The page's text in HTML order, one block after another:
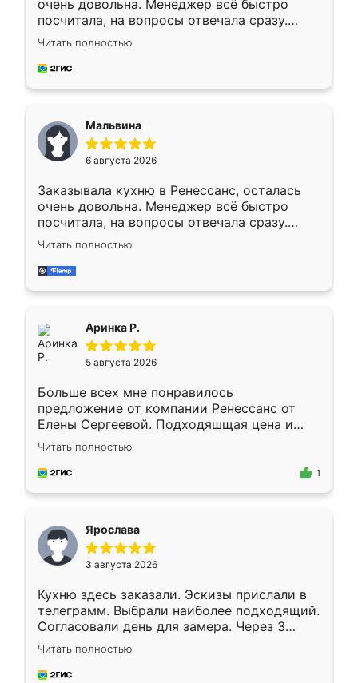
очень довольна. Менеджер всё быстро
посчитала, на вопросы отвечала сразу.
Замерщик приехал в субботу, подошёл к
делу со всей ответственностью. Собрали
за день, ребята работали аккуратно, даже
Читать полностью
Мальвина
6 августа 2026
Заказывала кухню в Ренессанс, осталась
очень довольна. Менеджер всё быстро
посчитала, на вопросы отвечала сразу.
Замерщик приехал в субботу, подошёл к
делу со всей ответственностью. Собрали
за день, ребята работали аккуратно, даже
Читать полностью
Аринка Р.
5 августа 2026
Больше всех мне понравилось
предложение от компании Ренессанс от
Елены Сергеевой. Подходяшщая цена и
короткие сроки изготовления. Приехавший
для замера сотрудник Владислав
предложил по моему эскизу самый
Читать полностью
1
Ярослава
3 августа 2026
Кухню здесь заказали. Эскизы прислали в
телеграмм. Выбрали наиболее подходящий.
Согласовали день для замера. Через 3
недели кухня была уже готова. Остались
довольны работой. Спасибо Ренессанс
мебель за качественную работу!
Читать полностью